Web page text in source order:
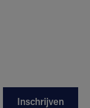
Inschrijven